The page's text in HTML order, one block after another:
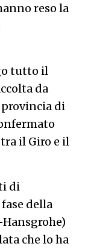
reso la
tutto il
da
di
il Giro e il
di
della
che lo ha